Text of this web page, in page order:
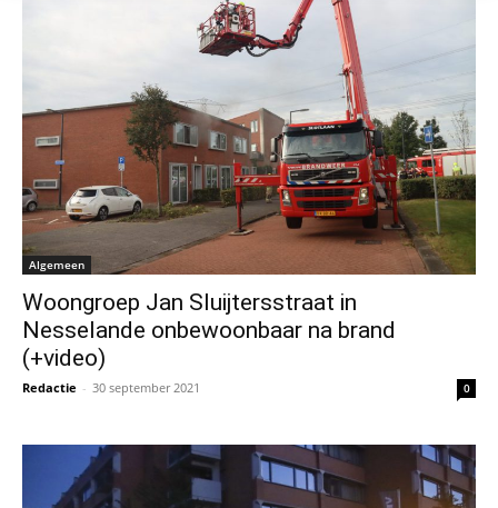
Algemeen
Woongroep Jan Sluijtersstraat in
Nesselande onbewoonbaar na brand
(+video)
Redactie - 30 september 2021 0